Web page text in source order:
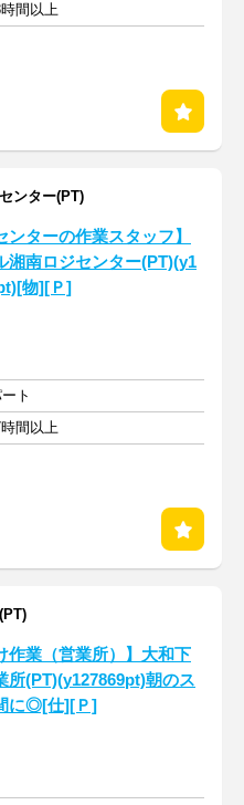
間以上
ンター(PT)
ンターの作業スタッフ】
湘南ロジセンター(PT)(y1
物][Ｐ]
ト
間以上
作業（営業所）】大和下
所(PT)(y127869pt)朝のス
に◎[仕][Ｐ]